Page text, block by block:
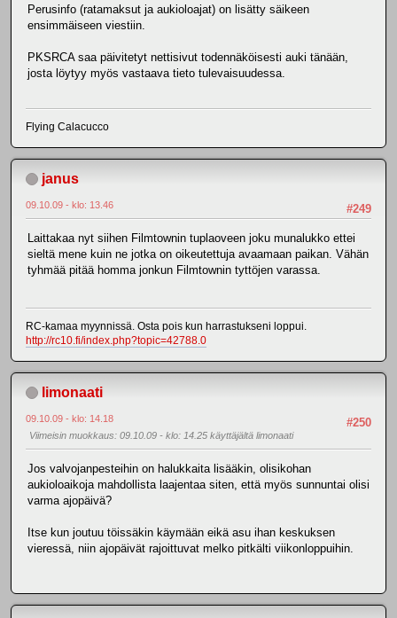
Perusinfo (ratamaksut ja aukioloajat) on lisätty säikeen
ensimmäiseen viestiin.
PKSRCA saa päivitetyt nettisivut todennäköisesti auki tänään,
josta löytyy myös vastaava tieto tulevaisuudessa.
Flying Calacucco
janus
#249
09.10.09 - klo: 13.46
Laittakaa nyt siihen Filmtownin tuplaoveen joku munalukko ettei
sieltä mene kuin ne jotka on oikeutettuja avaamaan paikan. Vähän
tyhmää pitää homma jonkun Filmtownin tyttöjen varassa.
RC-kamaa myynnissä. Osta pois kun harrastukseni loppui.
http://rc10.fi/index.php?topic=42788.0
limonaati
#250
09.10.09 - klo: 14.18
Viimeisin muokkaus: 09.10.09 - klo: 14.25 käyttäjältä limonaati
Jos valvojanpesteihin on halukkaita lisääkin, olisikohan
aukioloaikoja mahdollista laajentaa siten, että myös sunnuntai olisi
varma ajopäivä?
Itse kun joutuu töissäkin käymään eikä asu ihan keskuksen
vieressä, niin ajopäivät rajoittuvat melko pitkälti viikonloppuihin.